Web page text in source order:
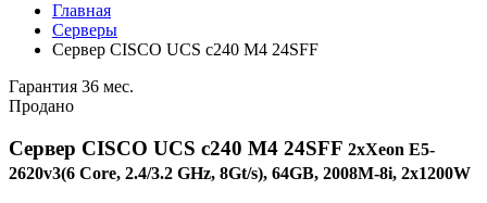
Главная
Серверы
Сервер CISCO UCS c240 M4 24SFF
Гарантия 36 мес.
Продано
Сервер CISCO UCS c240 M4 24SFF 2xXeon E5-
2620v3(6 Core, 2.4/3.2 GHz, 8Gt/s), 64GB, 2008M-8i, 2x1200W